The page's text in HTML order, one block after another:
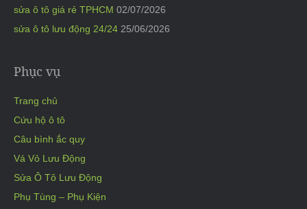
sửa ô tô giá rẻ TPHCM 02/07/2026
sửa ô tô lưu động 24/24 25/06/2026
Phục vụ
Trang chủ
Cứu hộ ô tô
Câu bình ắc quy
Vá Vỏ Lưu Động
Sửa Ô Tô Lưu Động
Phụ Tùng – Phụ Kiện